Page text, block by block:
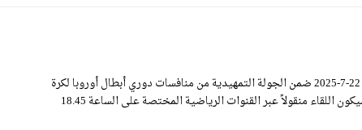
مشاهدة مباراة جلاسكو رينجرز وباناثانايكوس بث مباشر اليوم الثلاثاء 22-7-2025 ضمن الجولة التمهيدية من منافسات دوري أبطال أوروبا لكرة
القدم rangers VS panathinaikos Live Stream على ملعب آيبروكس، وسيكون اللقاء منقولاً عبر القنوات الرياضية المختصة على الساعة 18.45